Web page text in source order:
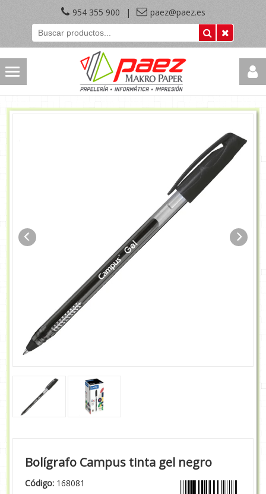
954 355 900 | paez@paez.es
Bolígrafo Campus tinta gel negro
Código: 168081